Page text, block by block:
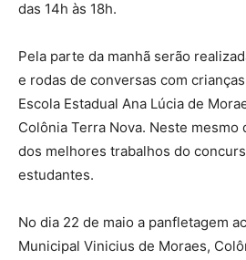
das 14h às 18h.
Pela parte da manhã serão
e rodas de conversas com
Escola Estadual Ana Lúcia de
Colônia Terra Nova. Neste mesmo
dos melhores trabalhos do
estudantes.
No dia 22 de maio a panfletagem
Municipal Vinicius de Moraes,